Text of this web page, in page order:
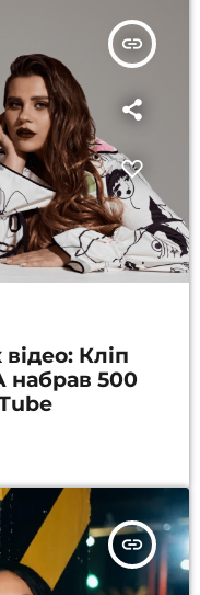
insert_link
Кліп
набрав 500
insert_link